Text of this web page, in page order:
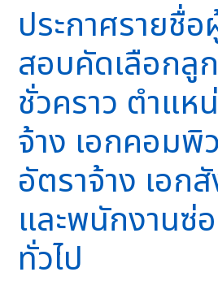
ประกาศรายชื่
สอบคัดเลือกลู
ชั่วคราว ตำแห
จ้าง เอกคอมพิ
อัตราจ้าง เอก
และพนักงานซ่
ทั่วไป